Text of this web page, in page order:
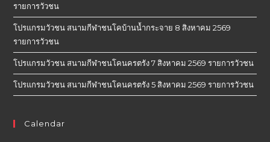
รายการวัวชน
โปรแกรมวัวชน สนามกีฬาชนโคบ้านน้ำกระจาย 8 สิงหาคม 2569
รายการวัวชน
โปรแกรมวัวชน สนามกีฬาชนโคนครตรัง 7 สิงหาคม 2569 รายการวัวชน
โปรแกรมวัวชน สนามกีฬาชนโคนครตรัง 5 สิงหาคม 2569 รายการวัวชน
Calendar